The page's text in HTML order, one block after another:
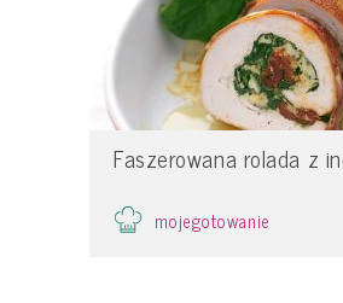
Faszerowana rolada z
mojegotowanie